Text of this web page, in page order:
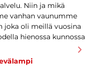
Niin ja mikä
vanhan vaunumme
joka oli meillä vuosina
hienossa kunnossa